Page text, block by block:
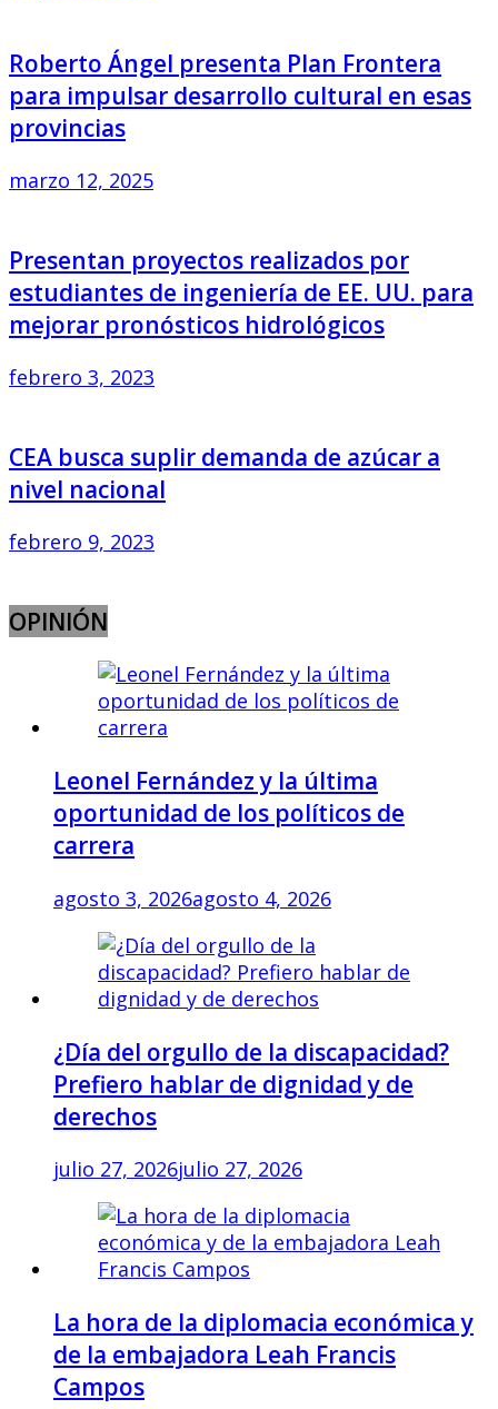
Roberto Ángel presenta Plan Frontera
para impulsar desarrollo cultural en esas
provincias
marzo 12, 2025
Presentan proyectos realizados por
estudiantes de ingeniería de EE. UU. para
mejorar pronósticos hidrológicos
febrero 3, 2023
CEA busca suplir demanda de azúcar a
nivel nacional
febrero 9, 2023
OPINIÓN
Leonel Fernández y la última
oportunidad de los políticos de
carrera
agosto 3, 2026agosto 4, 2026
¿Día del orgullo de la discapacidad?
Prefiero hablar de dignidad y de
derechos
julio 27, 2026julio 27, 2026
La hora de la diplomacia económica y
de la embajadora Leah Francis
Campos